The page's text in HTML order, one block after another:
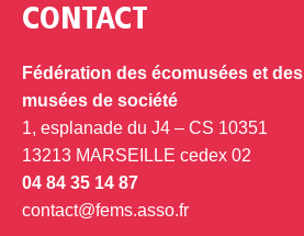
CONTACT
Fédération des écomusées et des
musées de société
1, esplanade du J4 – CS 10351
13213 MARSEILLE cedex 02
04 84 35 14 87
contact@fems.asso.fr